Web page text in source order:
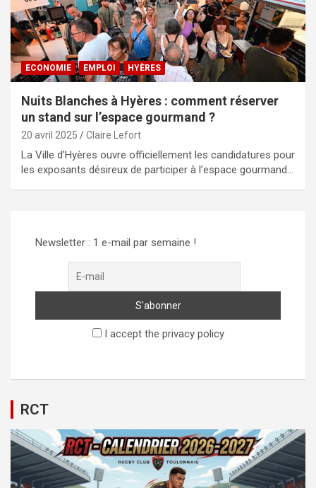
ECONOMIE EMPLOI HYÈRES
Nuits Blanches à Hyères : comment réserver
un stand sur l’espace gourmand ?
20 avril 2025 Claire Lefort
La Ville d’Hyères ouvre officiellement les candidatures pour
les exposants désireux de participer à l’espace gourmand…
Newsletter : 1 e-mail par semaine !
I accept the privacy policy
RCT